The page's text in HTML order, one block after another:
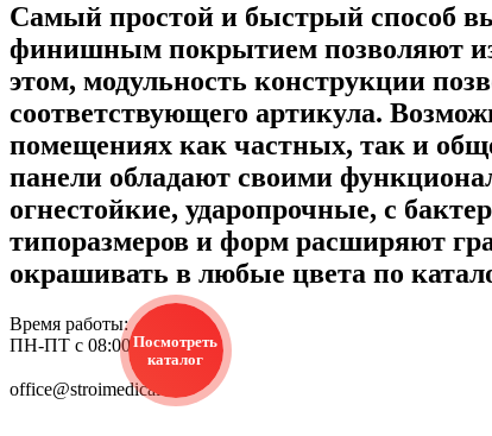
Самый простой и быстрый способ
финишным покрытием позволяют
этом, модульность конструкции
соответствующего артикула.
помещениях как частных, так и
панели обладают своими
огнестойкие, ударопрочные, с
типоразмеров и форм расширяют
окрашивать в любые цвета по
Посмотреть
каталог
Время работы:
ПН-ПТ с 08:00 до 18:00
office@stroimedical.ru